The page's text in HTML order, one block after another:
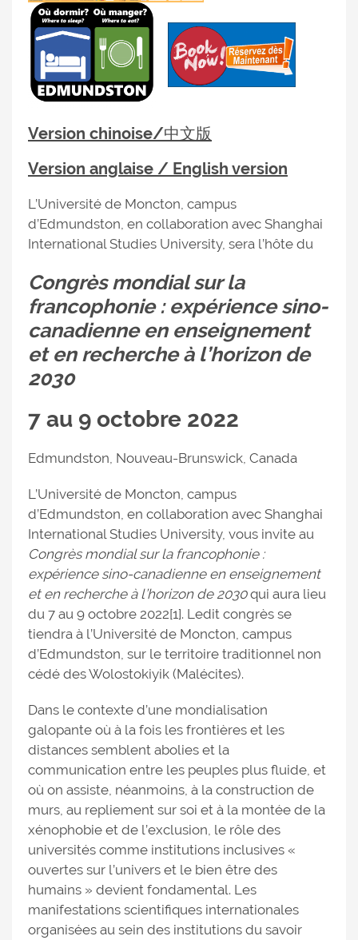
Version chinoise/中文版
Version anglaise / English version
L’Université de Moncton, campus
d’Edmundston, en collaboration avec Shanghai
International Studies University, sera l’hôte du
Congrès mondial sur la
francophonie : expérience sino-
canadienne en enseignement
et en recherche à l’horizon de
2030
7 au 9 octobre 2022
Edmundston, Nouveau-Brunswick, Canada
L’Université de Moncton, campus
d’Edmundston, en collaboration avec Shanghai
International Studies University, vous invite au
Congrès mondial sur la francophonie :
expérience sino-canadienne en enseignement
et en recherche à l’horizon de 2030qui aura lieu
du 7 au 9 octobre 2022[1]. Ledit congrès se
tiendra à l’Université de Moncton, campus
d’Edmundston, sur le territoire traditionnel non
cédé des Wolostokiyik (Malécites).
Dans le contexte d’une mondialisation
galopante où à la fois les frontières et les
distances semblent abolies et la
communication entre les peuples plus fluide, et
où on assiste, néanmoins, à la construction de
murs, au repliement sur soi et à la montée de la
xénophobie et de l’exclusion, le rôle des
universités comme institutions inclusives «
ouvertes sur l’univers et le bien être des
humains » devient fondamental. Les
manifestations scientifiques internationales
organisées au sein des institutions du savoir